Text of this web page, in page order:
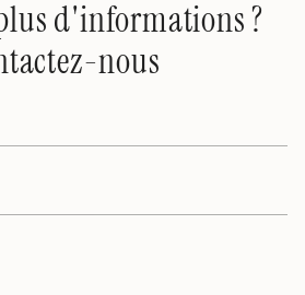
d'informations ?
nous